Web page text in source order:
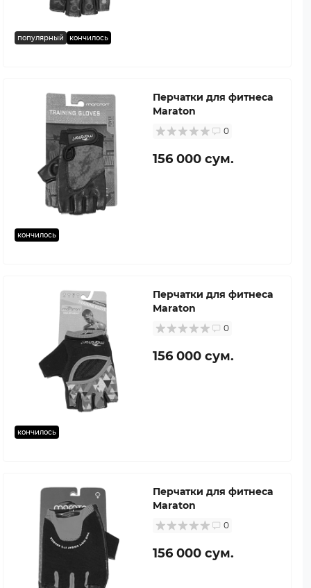
популярный кончилось
кончилось
Перчатки для фитнеса
Maraton
0
156 000 сум.
кончилось
Перчатки для фитнеса
Maraton
0
156 000 сум.
Перчатки для фитнеса
Maraton
0
156 000 сум.